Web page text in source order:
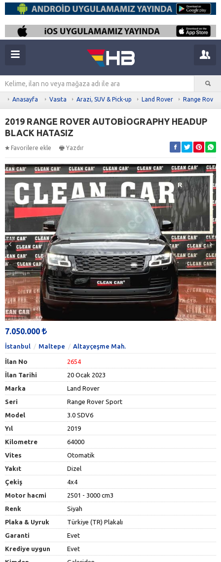
Anasayfa Vasıta Arazi, SUV & Pick-up Land Rover Range Rover
2019 RANGE ROVER AUTOBİOGRAPHY HEADUP
BLACK HATASIZ
Favorilere ekle Yazdır
7.050.000
İstanbul Maltepe Altayçeşme Mah.
İlan No
2654
İlan Tarihi
20 Ocak 2023
Marka
Land Rover
Seri
Range Rover Sport
Model
3.0 SDV6
Yıl
2019
Kilometre
64000
Vites
Otomatik
Yakıt
Dizel
Çekiş
4x4
Motor hacmi
2501 - 3000 cm3
Renk
Siyah
Plaka & Uyruk
Türkiye (TR) Plakalı
Garanti
Evet
Krediye uygun
Evet